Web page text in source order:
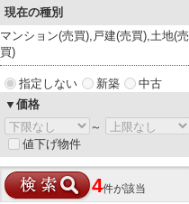
現在の種別
マンション(売買),戸建(売買),土地(売
買)
指定しない 新築
中古
▼価格
～
値下げ物件
4件が該当